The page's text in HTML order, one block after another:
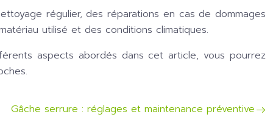
régulier, des réparations en cas de dommages
utilisé et des conditions climatiques.
aspects abordés dans cet article, vous pourrez
Gâche serrure : réglages et maintenance préventive